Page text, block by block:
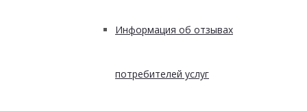
Информация об отзывах
потребителей услуг